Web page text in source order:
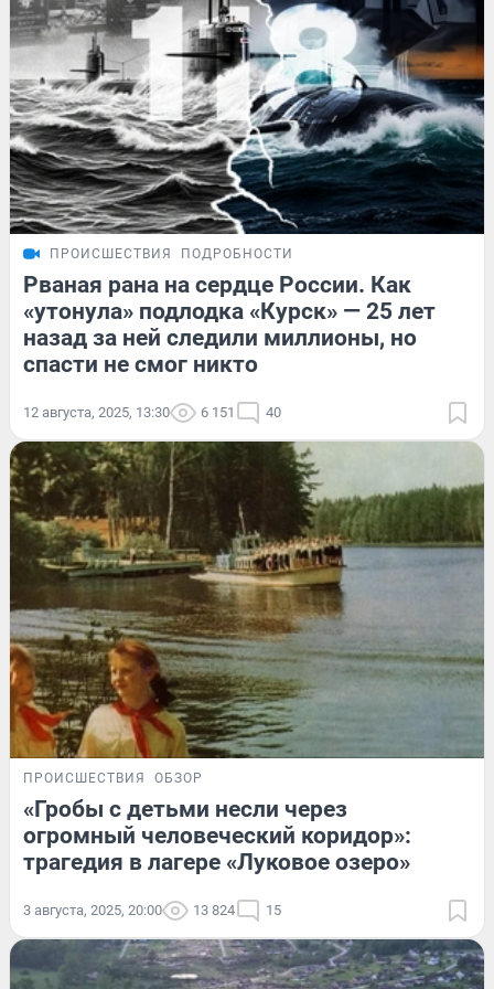
ПРОИСШЕСТВИЯ ПОДРОБНОСТИ
Рваная рана на сердце России. Как
«утонула» подлодка «Курск» — 25 лет
назад за ней следили миллионы, но
спасти не смог никто
12 августа, 2025, 13:30 6 151 40
ПРОИСШЕСТВИЯ ОБЗОР
«Гробы с детьми несли через
огромный человеческий коридор»:
трагедия в лагере «Луковое озеро»
3 августа, 2025, 20:00 13 824 15